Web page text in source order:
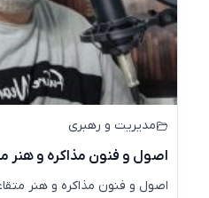
مدیریت و رهبری
اصول و فنون مذاکره و هنر
اصول و فنون مذاکره و هنر